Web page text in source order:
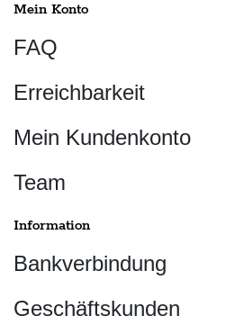
Mein Konto
FAQ
Erreichbarkeit
Mein Kundenkonto
Team
Information
Bankverbindung
Geschäftskunden